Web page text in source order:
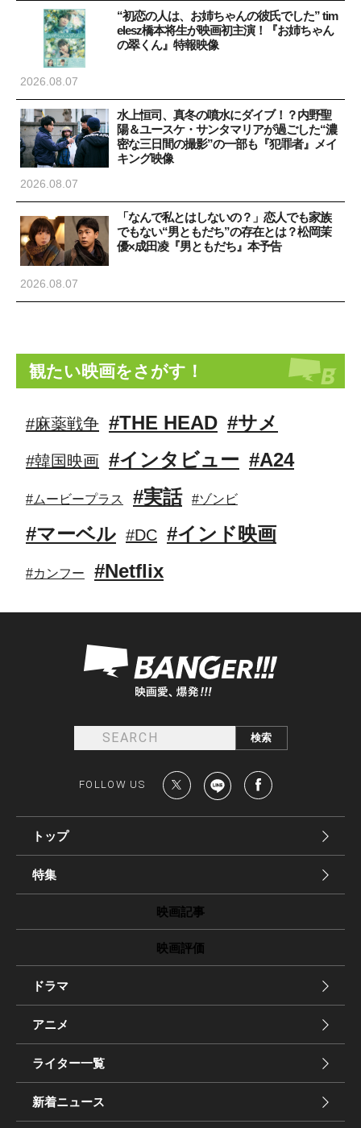
“初恋の人は、お姉ちゃんの彼氏でした” tim
elesz橋本将生が映画初主演！『お姉ちゃん
の翠くん』特報映像
2026.08.07
水上恒司、真冬の噴水にダイブ！？内野聖
陽＆ユースケ・サンタマリアが過ごした“濃
密な三日間の撮影”の一部も『犯罪者』メイ
キング映像
2026.08.07
「なんで私とはしないの？」恋人でも家族
でもない“男ともだち”の存在とは？松岡茉
優×成田凌『男ともだち』本予告
2026.08.07
観たい映画をさがす！
#麻薬戦争 #THE HEAD #サメ
#韓国映画 #インタビュー #A24
#ムービープラス #実話 #ゾンビ
#マーベル #DC #インド映画
#カンフー #Netflix
FOLLOW US
トップ
特集
映画記事
映画評価
ドラマ
アニメ
ライター一覧
新着ニュース